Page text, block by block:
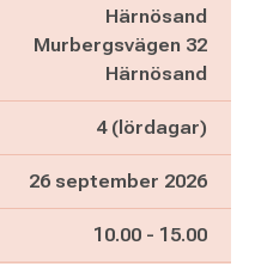
Härnösand
Murbergsvägen 32
Härnösand
4 (lördagar)
26 september 2026
Pågår mellan
10.00 - och
15.00